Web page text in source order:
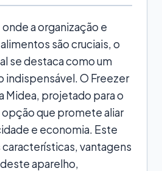
a organização e
são cruciais, o
se destaca como um
O Freezer
Midea, projetado para o
opção que promete aliar
e economia. Este
vantagens
aparelho,